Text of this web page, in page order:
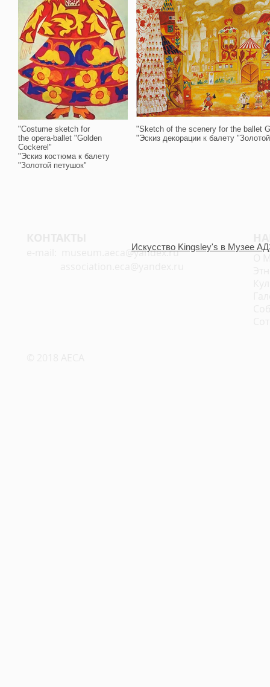
"Costume sketch for
the opera-ballet "Golden
Cockerel"
"Эскиз костюма к балету
"Золотой петушок"
"Sketch of the scenery for the ballet
"Эскиз декорации к балету
museum.aeca@yandex.ruИскусство Kingsley's в Музее